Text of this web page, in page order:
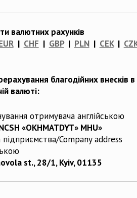
валютних рахунків
| CHF | GBP| PLN| CEK|
благодійних внесків в
валюті:
отримувача англійською
«OKHMATDYT» MHU»
Company address
st., 28/1, Kyiv, 01135